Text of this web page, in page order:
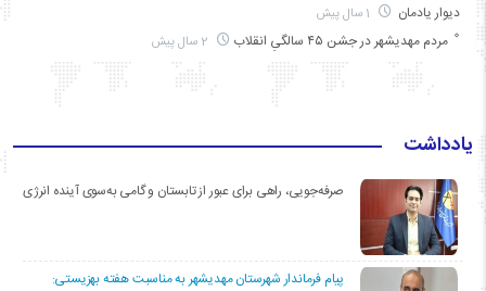
دیوار یادمان
مردم مهدیشهر در جشن ۴۵ سالگیِ انقلاب
یادداشت
صرفه‌جویی، راهی برای عبور از تابستان و گامی به‌سوی آینده انرژی
پیام فرماندار شهرستان مهدیشهر به مناسبت هفته بهزیستی: